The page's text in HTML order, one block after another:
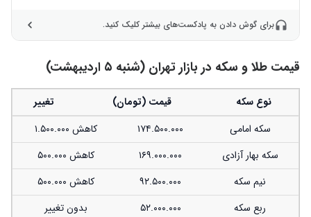
برای گوش دادن به پادکست‌های بیشتر کلیک کنید.
قیمت طلا و سکه در بازار تهران (شنبه ۵ اردیبهشت)
نوع سکه قیمت (تومان)
تغییر
سکه امامی
۱۷۴.۵۰۰.۰۰۰
کاهش ۱.۵۰۰.۰۰۰
سکه بهار آزادی
۱۶۹.۰۰۰.۰۰۰
کاهش ۵۰۰.۰۰۰
نیم سکه
۹۲.۵۰۰.۰۰۰
کاهش ۵۰۰.۰۰۰
ربع سکه
۵۲.۰۰۰.۰۰۰
بدون تغییر